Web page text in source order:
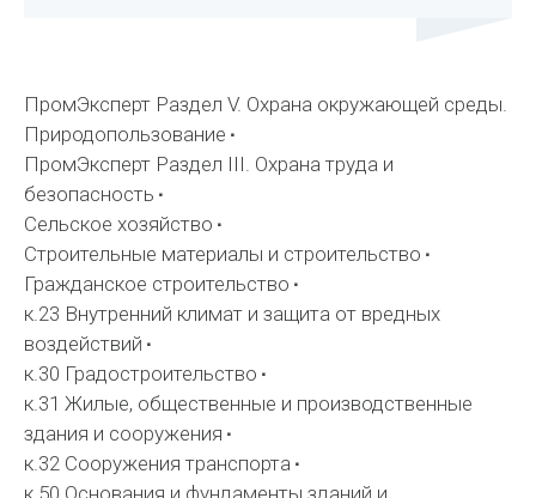
ПромЭксперт Раздел V. Охрана окружающей среды.
Природопользование
ПромЭксперт Раздел III. Охрана труда и
безопасность
Сельское хозяйство
Строительные материалы и строительство
Гражданское строительство
к.23 Внутренний климат и защита от вредных
воздействий
к.30 Градостроительство
к.31 Жилые, общественные и производственные
здания и сооружения
к.32 Сооружения транспорта
к.50 Основания и фундаменты зданий и